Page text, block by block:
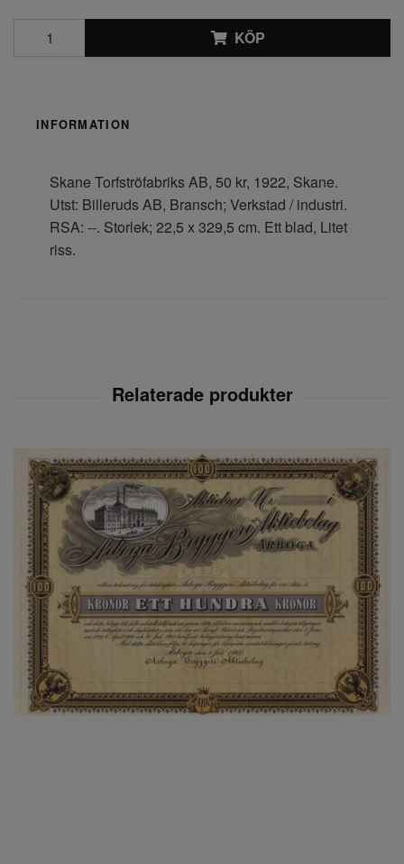
KÖP
INFORMATION
Skane Torfströfabriks AB, 50 kr, 1922, Skane.
Utst: Billeruds AB, Bransch; Verkstad / industri.
RSA: --. Storlek; 22,5 x 329,5 cm. Ett blad, Litet
riss.